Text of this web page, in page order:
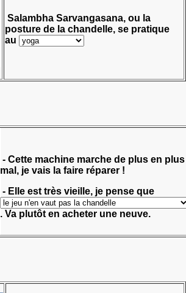
Salambha Sarvangasana, ou la
posture de la chandelle, se pratique
au
- Cette machine marche de plus en plus
mal, je vais la faire réparer !
- Elle est très vieille, je pense que
. Va plutôt en acheter une neuve.